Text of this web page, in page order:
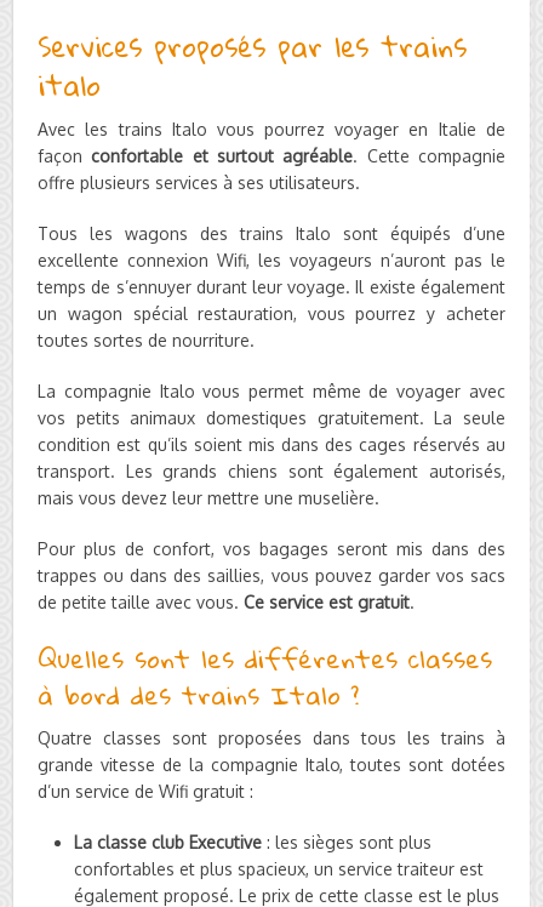
Services proposés par les trains
italo
Avec les trains Italo vous pourrez voyager en Italie de
façonconfortable et surtout agréable. Cette compagnie
offre plusieurs services à ses utilisateurs.
Tous les wagons des trains Italo sont équipés d’une
excellente connexion Wifi, les voyageurs n’auront pas le
temps de s’ennuyer durant leur voyage. Il existe également
un wagon spécial restauration, vous pourrez y acheter
toutes sortes de nourriture.
La compagnie Italo vous permet même de voyager avec
vos petits animaux domestiques gratuitement. La seule
condition est qu’ils soient mis dans des cages réservés au
transport. Les grands chiens sont également autorisés,
mais vous devez leur mettre une muselière.
Pour plus de confort, vos bagages seront mis dans des
trappes ou dans des saillies, vous pouvez garder vos sacs
de petite taille avec vous. Ce service est gratuit.
Quelles sont les différentes classes
à bord des trains Italo ?
Quatre classes sont proposées dans tous les trains à
grande vitesse de la compagnie Italo, toutes sont dotées
d’un service de Wifi gratuit :
La classe club Executive : les sièges sont plus
confortables et plus spacieux, un service traiteur est
également proposé. Le prix de cette classe est le plus